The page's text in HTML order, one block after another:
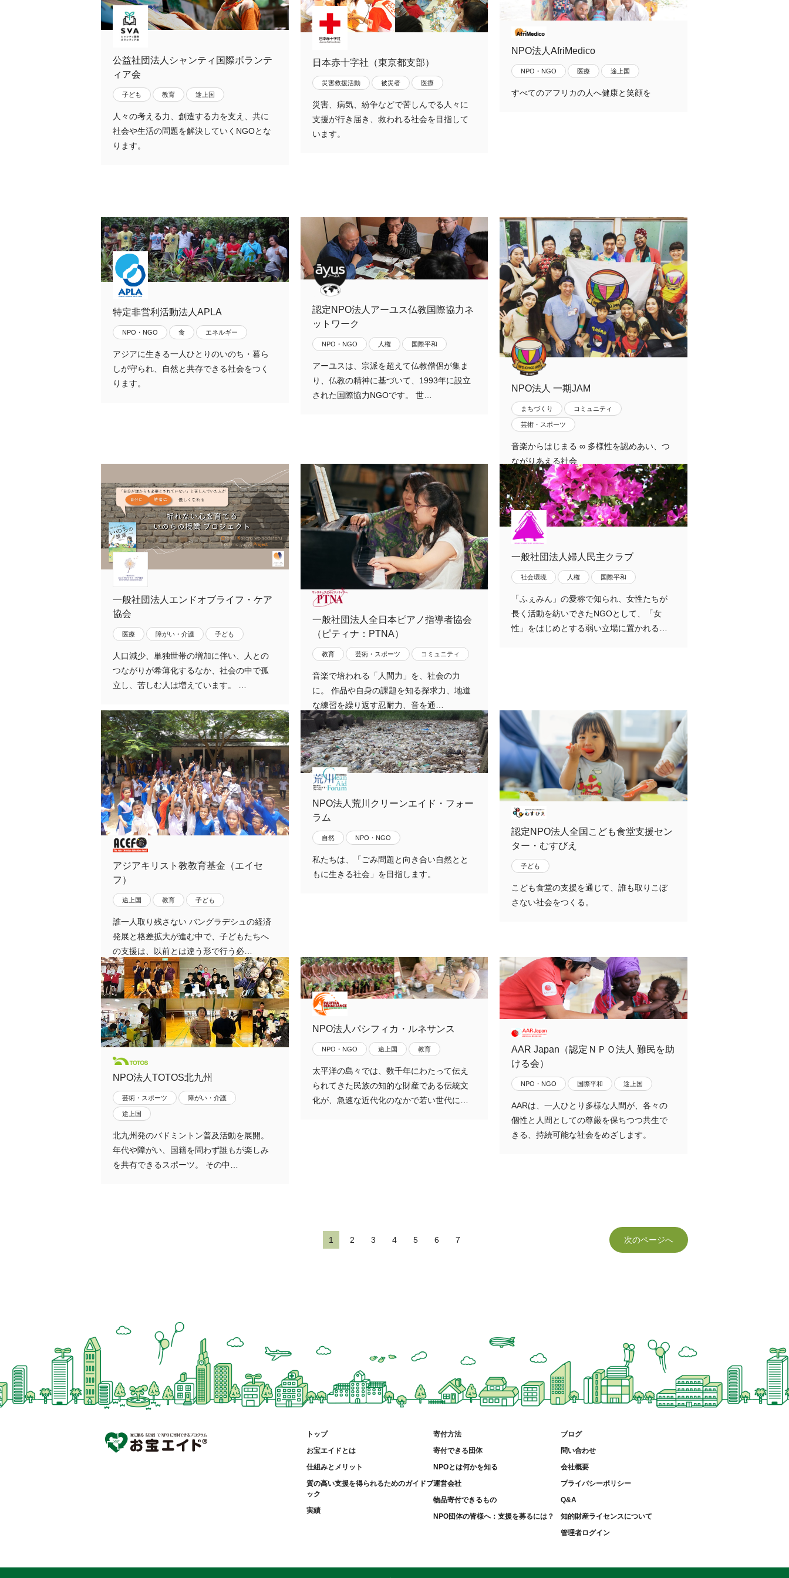
公益社団法人シャンティ国際ボランテ
ィア会
子ども 教育 途上国
人々の考える力、創造する力を支え、共に
社会や生活の問題を解決していくNGOとな
ります。
日本赤十字社（東京都支部）
災害救援活動 被災者 医療
災害、病気、紛争などで苦しんでる人々に
支援が行き届き、救われる社会を目指して
います。
NPO法人AfriMedico
NPO・NGO 医療 途上国
すべてのアフリカの人へ健康と笑顔を
特定非営利活動法人APLA
NPO・NGO 食 エネルギー
アジアに生きる一人ひとりのいのち・暮ら
しが守られ、自然と共存できる社会をつく
ります。
認定NPO法人アーユス仏教国際協力ネ
ットワーク
NPO・NGO 人権 国際平和
アーユスは、宗派を超えて仏教僧侶が集ま
り、仏教の精神に基づいて、1993年に設立
された国際協力NGOです。 世…
NPO法人 一期JAM
まちづくり コミュニティ
芸術・スポーツ
音楽からはじまる ∞ 多様性を認めあい、つ
ながりあえる社会
一般社団法人エンドオブライフ・ケア
協会
医療 障がい・介護 子ども
人口減少、単独世帯の増加に伴い、人との
つながりが希薄化するなか、社会の中で孤
立し、苦しむ人は増えています。 …
一般社団法人全日本ピアノ指導者協会
（ピティナ：PTNA）
教育 芸術・スポーツ コミュニティ
音楽で培われる「人間力」を、社会の力
に。 作品や自身の課題を知る探求力、地道
な練習を繰り返す忍耐力、音を通…
一般社団法人婦人民主クラブ
社会環境 人権 国際平和
「ふぇみん」の愛称で知られ、女性たちが
長く活動を紡いできたNGOとして、「女
性」をはじめとする弱い立場に置かれる…
アジアキリスト教教育基金（エイセ
フ）
途上国 教育 子ども
誰一人取り残さない バングラデシュの経済
発展と格差拡大が進む中で、子どもたちへ
の支援は、以前とは違う形で行う必…
NPO法人荒川クリーンエイド・フォー
ラム
自然 NPO・NGO
私たちは、「ごみ問題と向き合い自然とと
もに生きる社会」を目指します。
認定NPO法人全国こども食堂支援セン
ター・むすびえ
子ども
こども食堂の支援を通じて、誰も取りこぼ
さない社会をつくる。
NPO法人TOTOS北九州
芸術・スポーツ 障がい・介護
途上国
北九州発のバドミントン普及活動を展開。
年代や障がい、国籍を問わず誰もが楽しみ
を共有できるスポーツ。 その中…
NPO法人パシフィカ・ルネサンス
NPO・NGO 途上国 教育
太平洋の島々では、数千年にわたって伝え
られてきた民族の知的な財産である伝統文
化が、急速な近代化のなかで若い世代に…
AAR Japan（認定ＮＰＯ法人 難民を助
ける会）
NPO・NGO 国際平和 途上国
AARは、一人ひとり多様な人間が、各々の
個性と人間としての尊厳を保ちつつ共生で
きる、持続可能な社会をめざします。
1 2 3 4 5 6 7 次のページへ
トップ
お宝エイドとは
仕組みとメリット
質の高い支援を得られるためのガイドブ
ック
実績
寄付方法
寄付できる団体
NPOとは何かを知る
運営会社
物品寄付できるもの
NPO団体の皆様へ：支援を募るには？
ブログ
問い合わせ
会社概要
プライバシーポリシー
Q&A
知的財産ライセンスについて
管理者ログイン